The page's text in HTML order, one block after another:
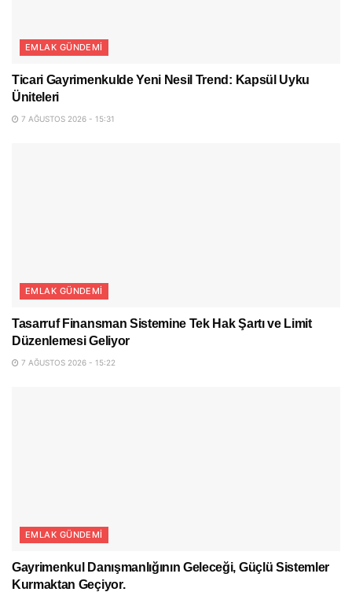
EMLAK GÜNDEMI
Ticari Gayrimenkulde Yeni Nesil Trend: Kapsül Uyku
Üniteleri
7 AĞUSTOS 2026 - 15:31
EMLAK GÜNDEMI
Tasarruf Finansman Sistemine Tek Hak Şartı ve Limit
Düzenlemesi Geliyor
7 AĞUSTOS 2026 - 15:22
EMLAK GÜNDEMI
Gayrimenkul Danışmanlığının Geleceği, Güçlü Sistemler
Kurmaktan Geçiyor.